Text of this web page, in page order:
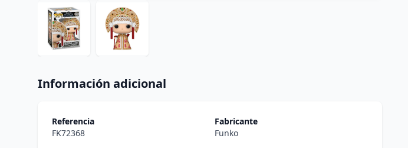
Información adicional
Referencia
FK72368
Fabricante
Funko